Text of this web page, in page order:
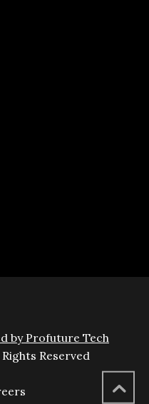
by Profuture Tech
Rights Reserved